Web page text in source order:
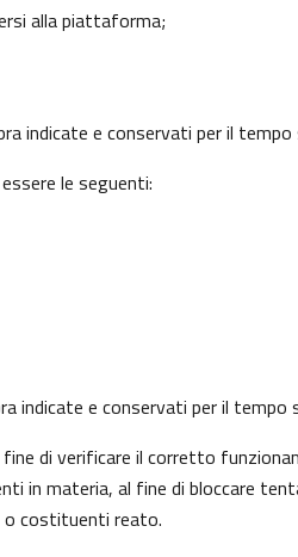
alla piattaforma;
indicate e conservati per il
le seguenti:
indicate e conservati per il
di verificare il corretto
in materia, al fine di bloccare
o costituenti reato.